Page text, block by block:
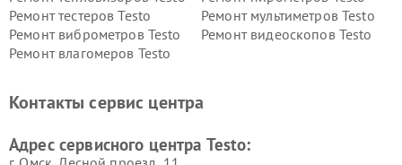
Ремонт тестеров Testo
Ремонт мультиметров Testo
Ремонт виброметров Testo
Ремонт видеоскопов Testo
Ремонт влагомеров Testo
Контакты сервис центра
Адрес сервисного центра Testo: